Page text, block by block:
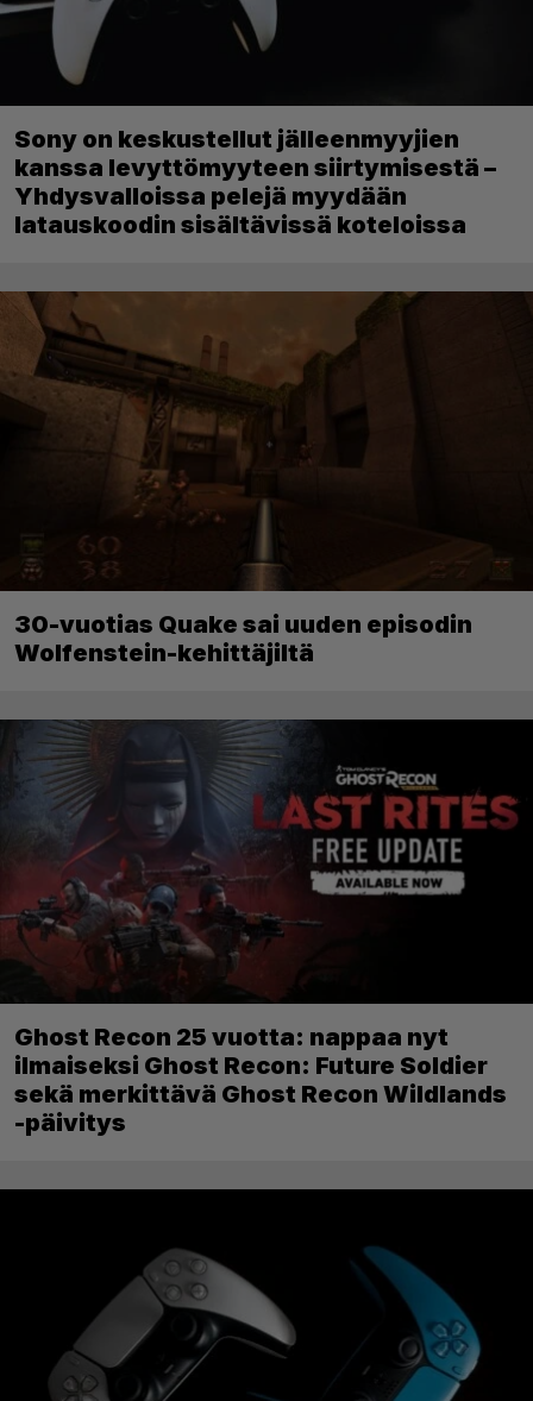
Sony on keskustellut jälleenmyyjien
kanssa levyttömyyteen siirtymisestä –
Yhdysvalloissa pelejä myydään
latauskoodin sisältävissä koteloissa
30-vuotias Quake sai uuden episodin
Wolfenstein-kehittäjiltä
Ghost Recon 25 vuotta: nappaa nyt
ilmaiseksi Ghost Recon: Future Soldier
sekä merkittävä Ghost Recon Wildlands
-päivitys